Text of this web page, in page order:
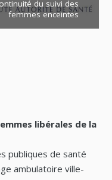
du suivi des
femmes enceintes
libérales de la
publiques de santé
ambulatoire ville-